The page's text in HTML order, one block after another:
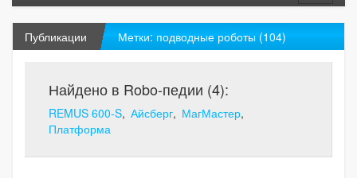
Публикации Метки: подводные роботы (104)
Найдено в Robo-педии (4):
REMUS 600-S Айсберг МагМастер
Платформа